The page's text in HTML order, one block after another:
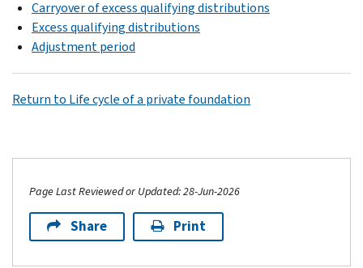
Carryover of excess qualifying distributions
Excess qualifying distributions
Adjustment period
Return to Life cycle of a private foundation
Page Last Reviewed or Updated: 28-Jun-2026
Share Print